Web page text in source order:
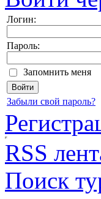
Логин:
Пароль:
Запомнить меня
Забыли свой пароль?
RSS
Поиск